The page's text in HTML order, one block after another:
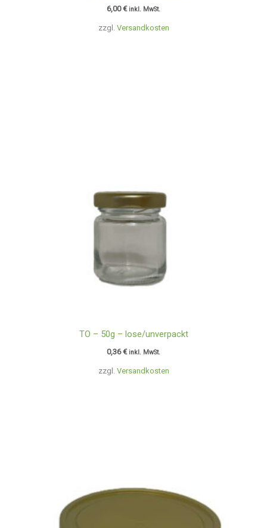
zzgl. Versandkosten
6,00€ inkl. MwSt.
zzgl. Versandkosten
TO – 50g – lose/unverpackt
0,36€ inkl. MwSt.